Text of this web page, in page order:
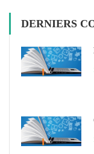
DERNIERS